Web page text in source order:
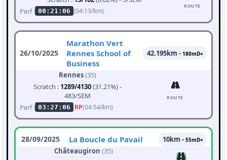
Perf : 00:21:06 (04:13/km)
ROUTE
26/10/2025
Marathon Vert
Rennes School of
Business
42.195km - 180mD+
Rennes(35)
Scratch : 1289/4130(31.21%) -
483/SEM
Perf : 03:27:06 RP(04:54/km)
ROUTE
28/09/2025 La Boucle du Pavail 10km - 55mD+
Châteaugiron (35)